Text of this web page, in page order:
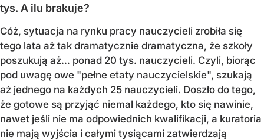
tys. A ilu brakuje?
Cóż, sytuacja na rynku pracy nauczycieli zrobiła się
tego lata aż tak dramatycznie dramatyczna, że szkoły
poszukują aż… ponad 20 tys. nauczycieli. Czyli, biorąc
pod uwagę owe "pełne etaty nauczycielskie", szukają
aż jednego na każdych 25 nauczycieli. Doszło do tego,
że gotowe są przyjąć niemal każdego, kto się nawinie,
nawet jeśli nie ma odpowiednich kwalifikacji, a kuratoria
nie mają wyjścia i całymi tysiącami zatwierdzają